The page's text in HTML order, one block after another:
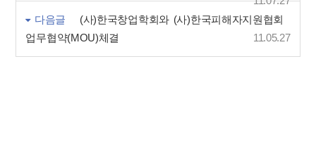
다음글
(사)한국창업학회와 (사)한국피해자지원협회
업무협약(MOU)체결
11.05.27